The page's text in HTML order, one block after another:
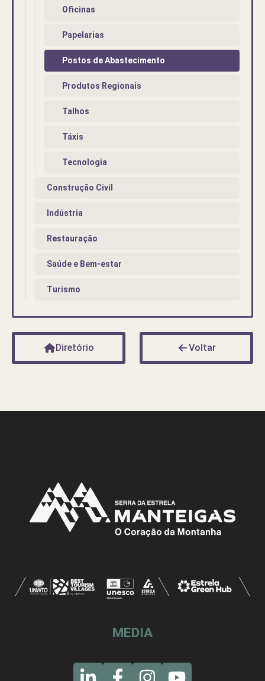
Oficinas
Papelarias
Postos de Abastecimento
Produtos Regionais
Talhos
Táxis
Tecnologia
Construção Civil
Indústria
Restauração
Saúde e Bem-estar
Turismo
Diretório Voltar
MEDIA